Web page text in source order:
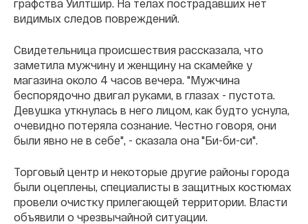
графства Уилтшир. На телах пострадавших нет
видимых следов повреждений.
Свидетельница происшествия рассказала, что
заметила мужчину и женщину на скамейке у
магазина около 4 часов вечера. "Мужчина
беспорядочно двигал руками, в глазах - пустота.
Девушка уткнулась в него лицом, как будто уснула,
очевидно потеряла сознание. Честно говоря, они
были явно не в себе", - сказала она "Би-би-си".
Торговый центр и некоторые другие районы города
были оцеплены, специалисты в защитных костюмах
провели очистку прилегающей территории. Власти
объявили о чрезвычайной ситуации.